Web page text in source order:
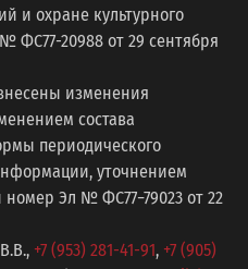
и охране культурного
ФС77-20988 от 29 сентября
изменения
состава
периодического
уточнением
Эл № ФС77−79023 от 22
+7 (953) 281-41-91, +7 (905)